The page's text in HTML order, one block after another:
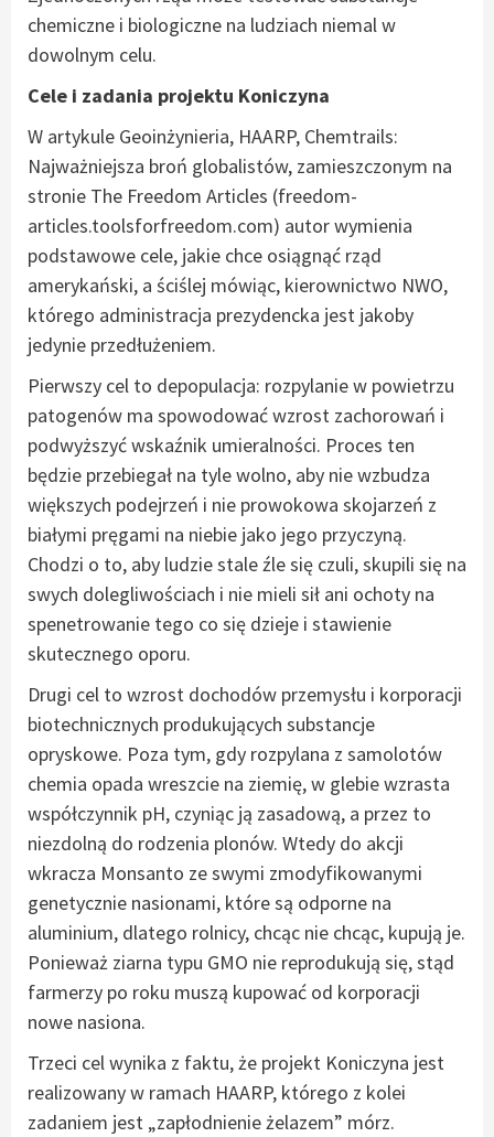
chemiczne i biologiczne na ludziach niemal w
dowolnym celu.
Cele i zadania projektu Koniczyna
W artykule Geoinżynieria, HAARP, Chemtrails:
Najważniejsza broń globalistów, zamieszczonym na
stronie The Freedom Articles (freedom-
articles.toolsforfreedom.com) autor wymienia
podstawowe cele, jakie chce osiągnąć rząd
amerykański, a ściślej mówiąc, kierownictwo NWO,
którego administracja prezydencka jest jakoby
jedynie przedłużeniem.
Pierwszy cel to depopulacja: rozpylanie w powietrzu
patogenów ma spowodować wzrost zachorowań i
podwyższyć wskaźnik umieralności. Proces ten
będzie przebiegał na tyle wolno, aby nie wzbudza
większych podejrzeń i nie prowokowa skojarzeń z
białymi pręgami na niebie jako jego przyczyną.
Chodzi o to, aby ludzie stale źle się czuli, skupili się na
swych dolegliwościach i nie mieli sił ani ochoty na
spenetrowanie tego co się dzieje i stawienie
skutecznego oporu.
Drugi cel to wzrost dochodów przemysłu i korporacji
biotechnicznych produkujących substancje
opryskowe. Poza tym, gdy rozpylana z samolotów
chemia opada wreszcie na ziemię, w glebie wzrasta
współczynnik pH, czyniąc ją zasadową, a przez to
niezdolną do rodzenia plonów. Wtedy do akcji
wkracza Monsanto ze swymi zmodyfikowanymi
genetycznie nasionami, które są odporne na
aluminium, dlatego rolnicy, chcąc nie chcąc, kupują je.
Ponieważ ziarna typu GMO nie reprodukują się, stąd
farmerzy po roku muszą kupować od korporacji
nowe nasiona.
Trzeci cel wynika z faktu, że projekt Koniczyna jest
realizowany w ramach HAARP, którego z kolei
zadaniem jest „zapłodnienie żelazem” mórz.